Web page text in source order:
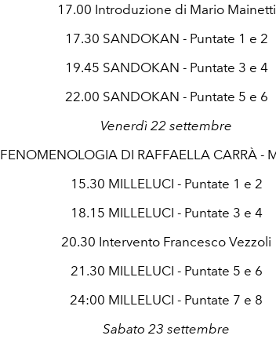
17.00 Introduzione di Mario Mainetti
17.30 SANDOKAN - Puntate 1 e 2
19.45 SANDOKAN - Puntate 3 e 4
22.00 SANDOKAN - Puntate 5 e 6
Venerdì 22 settembre
FENOMENOLOGIA DI RAFFAELLA CARRÀ -
15.30 MILLELUCI - Puntate 1 e 2
18.15 MILLELUCI - Puntate 3 e 4
20.30 Intervento Francesco Vezzoli
21.30 MILLELUCI - Puntate 5 e 6
24:00 MILLELUCI - Puntate 7 e 8
Sabato 23 settembre